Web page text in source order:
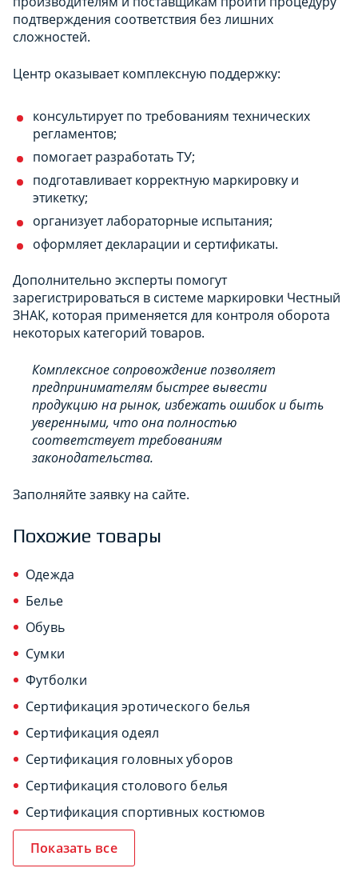
подтверждения соответствия без лишних
сложностей.
Центр оказывает комплексную поддержку:
консультирует по требованиям технических
регламентов;
помогает разработать ТУ;
подготавливает корректную маркировку и
этикетку;
организует лабораторные испытания;
оформляет декларации и сертификаты.
Дополнительно эксперты помогут
зарегистрироваться в системе маркировки Честный
ЗНАК, которая применяется для контроля оборота
некоторых категорий товаров.
Комплексное сопровождение позволяет
предпринимателям быстрее вывести
продукцию на рынок, избежать ошибок и быть
уверенными, что она полностью
соответствует требованиям
законодательства.
Заполняйте заявку на сайте.
Похожие товары
Одежда
Белье
Обувь
Сумки
Футболки
Сертификация эротического белья
Сертификация одеял
Сертификация головных уборов
Сертификация столового белья
Сертификация спортивных костюмов
Показать все